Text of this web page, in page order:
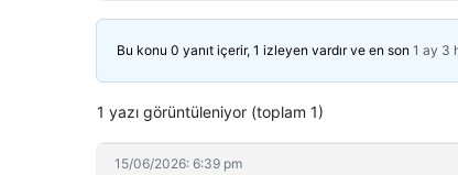
Bu konu 0 yanıt içerir, 1 izleyen vardır ve en son 1 ay 3
1 yazı görüntüleniyor (toplam 1)
15/06/2026: 6:39 pm